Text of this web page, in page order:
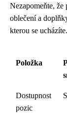
Nezapomeňte,
oblečení a
kterou se ucházíte.
Položka
Dostupnost
pozic